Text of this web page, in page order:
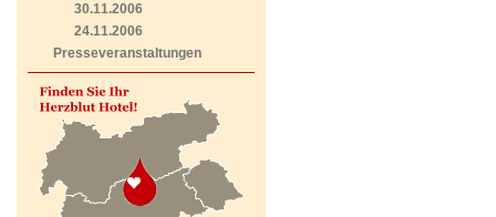
30.11.2006
24.11.2006
Presseveranstaltungen